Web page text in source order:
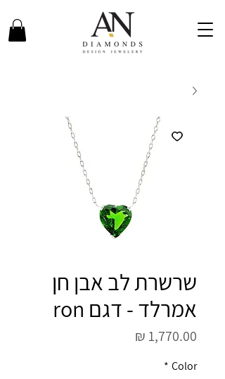
שרשרת לב אבן חן
אמרלד - דגם ron
Color
*